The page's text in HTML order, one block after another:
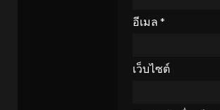
อีเมล *
เว็บไซต์